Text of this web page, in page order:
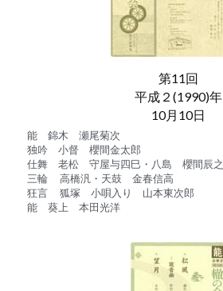
第11回
平成２(1990)年
10月10日
能　錦木　瀬尾菊次
独吟　小督　櫻間金太郎
仕舞　老松　守屋与四巳・八島　櫻間辰之
三輪 　高橋汎・天鼓　金春信高
狂言　 狐塚　小唄入り　山本東次郎
能　葵上　本田光洋